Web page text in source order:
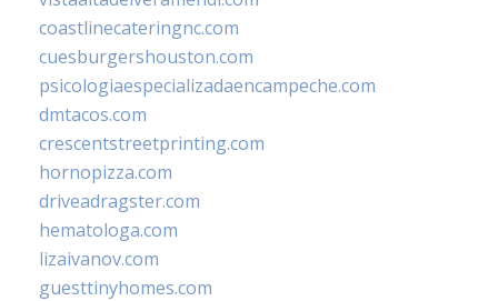
coastlinecateringnc.com
cuesburgershouston.com
psicologiaespecializadaencampeche.com
dmtacos.com
crescentstreetprinting.com
hornopizza.com
driveadragster.com
hematologa.com
lizaivanov.com
guesttinyhomes.com